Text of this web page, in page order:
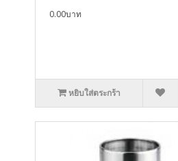
0.00บาท
หยิบใส่ตระกร้า